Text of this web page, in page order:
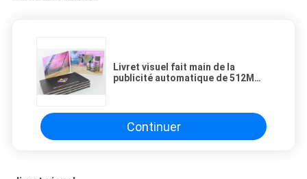
Livret visuel fait main de la
publicité automatique de 512M
Continuer